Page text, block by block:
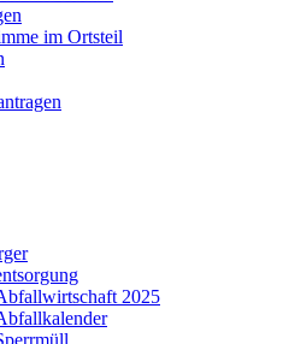
im Ortsteil
2025